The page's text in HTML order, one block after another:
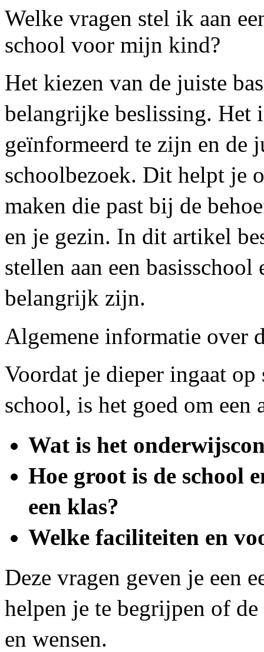
Welke vragen stel ik aan
school voor mijn kind?
Het kiezen van de juiste
belangrijke beslissing. Het
geïnformeerd te zijn en de
schoolbezoek. Dit helpt je
maken die past bij de
en je gezin. In dit artikel
stellen aan een
belangrijk zijn.
Algemene informatie over
Voordat je dieper ingaat op
school, is het goed om een
Wat is het
Hoe groot is de school
een klas?
Welke faciliteiten en
Deze vragen geven je een
helpen je te begrijpen of
en wensen.